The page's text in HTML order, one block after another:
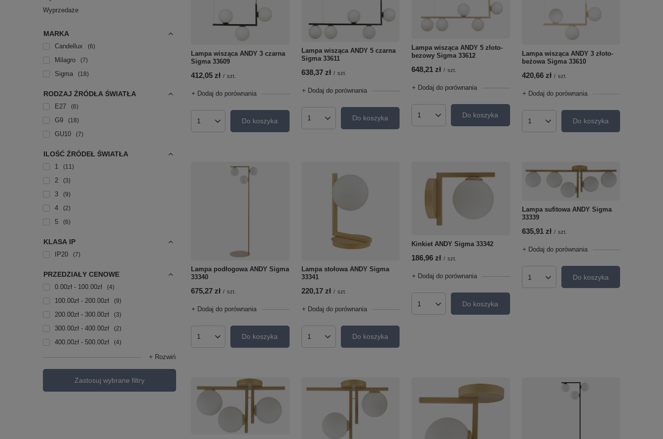
Wyprzedaże
MARKA
Candellux 6
Milagro 7
Sigma 18
RODZAJ ŹRÓDŁA ŚWIATŁA
E27 6
G9 18
GU10 7
ILOŚĆ ŹRÓDEŁ ŚWIATŁA
1 11
2 3
3 9
4 2
5 6
KLASA IP
IP20 7
PRZEDZIAŁY CENOWE
0.00zł - 100.00zł 4
100.00zł - 200.00zł 9
200.00zł - 300.00zł 3
300.00zł - 400.00zł 2
400.00zł - 500.00zł 4
+ Rozwiń
Zastosuj wybrane filtry
Lampa wisząca ANDY 3 czarna
Sigma 33609
412,05 zł / szt.
+ Dodaj do porównania
Ilość produktówDo koszyka
Lampa wisząca ANDY 5 czarna
Sigma 33611
638,37 zł / szt.
+ Dodaj do porównania
Ilość produktówDo koszyka
Lampa wisząca ANDY 5 złoto-
bezowy Sigma 33612
648,21 zł / szt.
+ Dodaj do porównania
Ilość produktówDo koszyka
Lampa wisząca ANDY 3 złoto-
beżowa Sigma 33610
420,66 zł / szt.
+ Dodaj do porównania
Ilość produktówDo koszyka
Lampa podłogowa ANDY Sigma
33340
675,27 zł / szt.
+ Dodaj do porównania
Ilość produktówDo koszyka
Lampa stołowa ANDY Sigma
33341
220,17 zł / szt.
+ Dodaj do porównania
Ilość produktówDo koszyka
Kinkiet ANDY Sigma 33342
186,96 zł / szt.
+ Dodaj do porównania
Ilość produktówDo koszyka
Lampa sufitowa ANDY Sigma
33339
635,91 zł / szt.
+ Dodaj do porównania
Ilość produktówDo koszyka